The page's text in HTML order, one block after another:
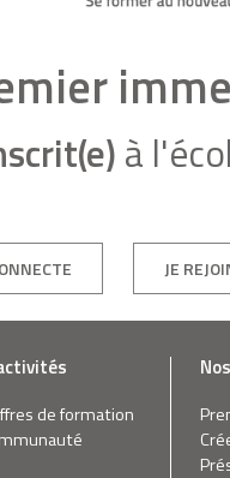
à
JE
de formation